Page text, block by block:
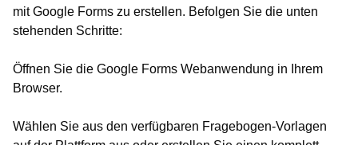
mit Google Forms zu erstellen. Befolgen Sie die unten
stehenden Schritte:
Öffnen Sie die Google Forms Webanwendung in Ihrem
Browser.
Wählen Sie aus den verfügbaren Fragebogen-Vorlagen